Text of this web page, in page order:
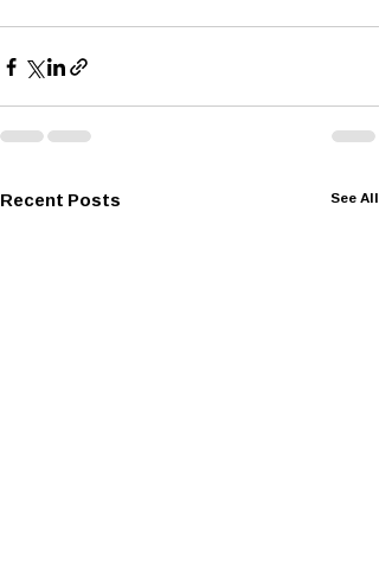
Recent Posts See All